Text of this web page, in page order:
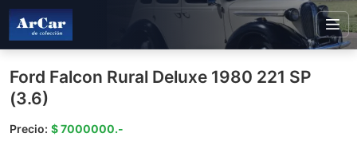
Ford Falcon Rural Deluxe 1980 221 SP
(3.6)
Precio: $ 7000000.-